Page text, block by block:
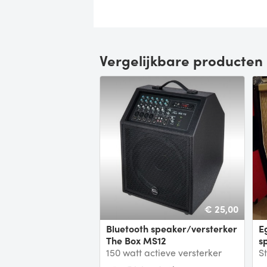
Vergelijkbare producten
€ 25,00
Bluetooth speaker/versterker
The Box MS12
150 watt actieve versterker
Egnater 4x12 tourmaster